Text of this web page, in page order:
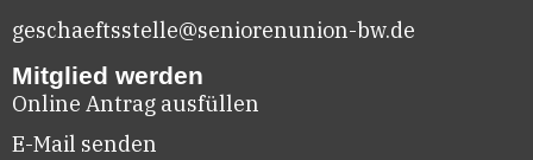
geschaeftsstelle@seniorenunion-bw.de
Mitglied werden
Online Antrag ausfüllen
E-Mail senden